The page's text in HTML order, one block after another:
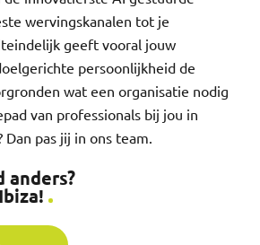
wervingskanalen tot je
geeft vooral jouw
persoonlijkheid de
wat een organisatie nodig
van professionals bij jou in
pas jij in ons team.
anders?